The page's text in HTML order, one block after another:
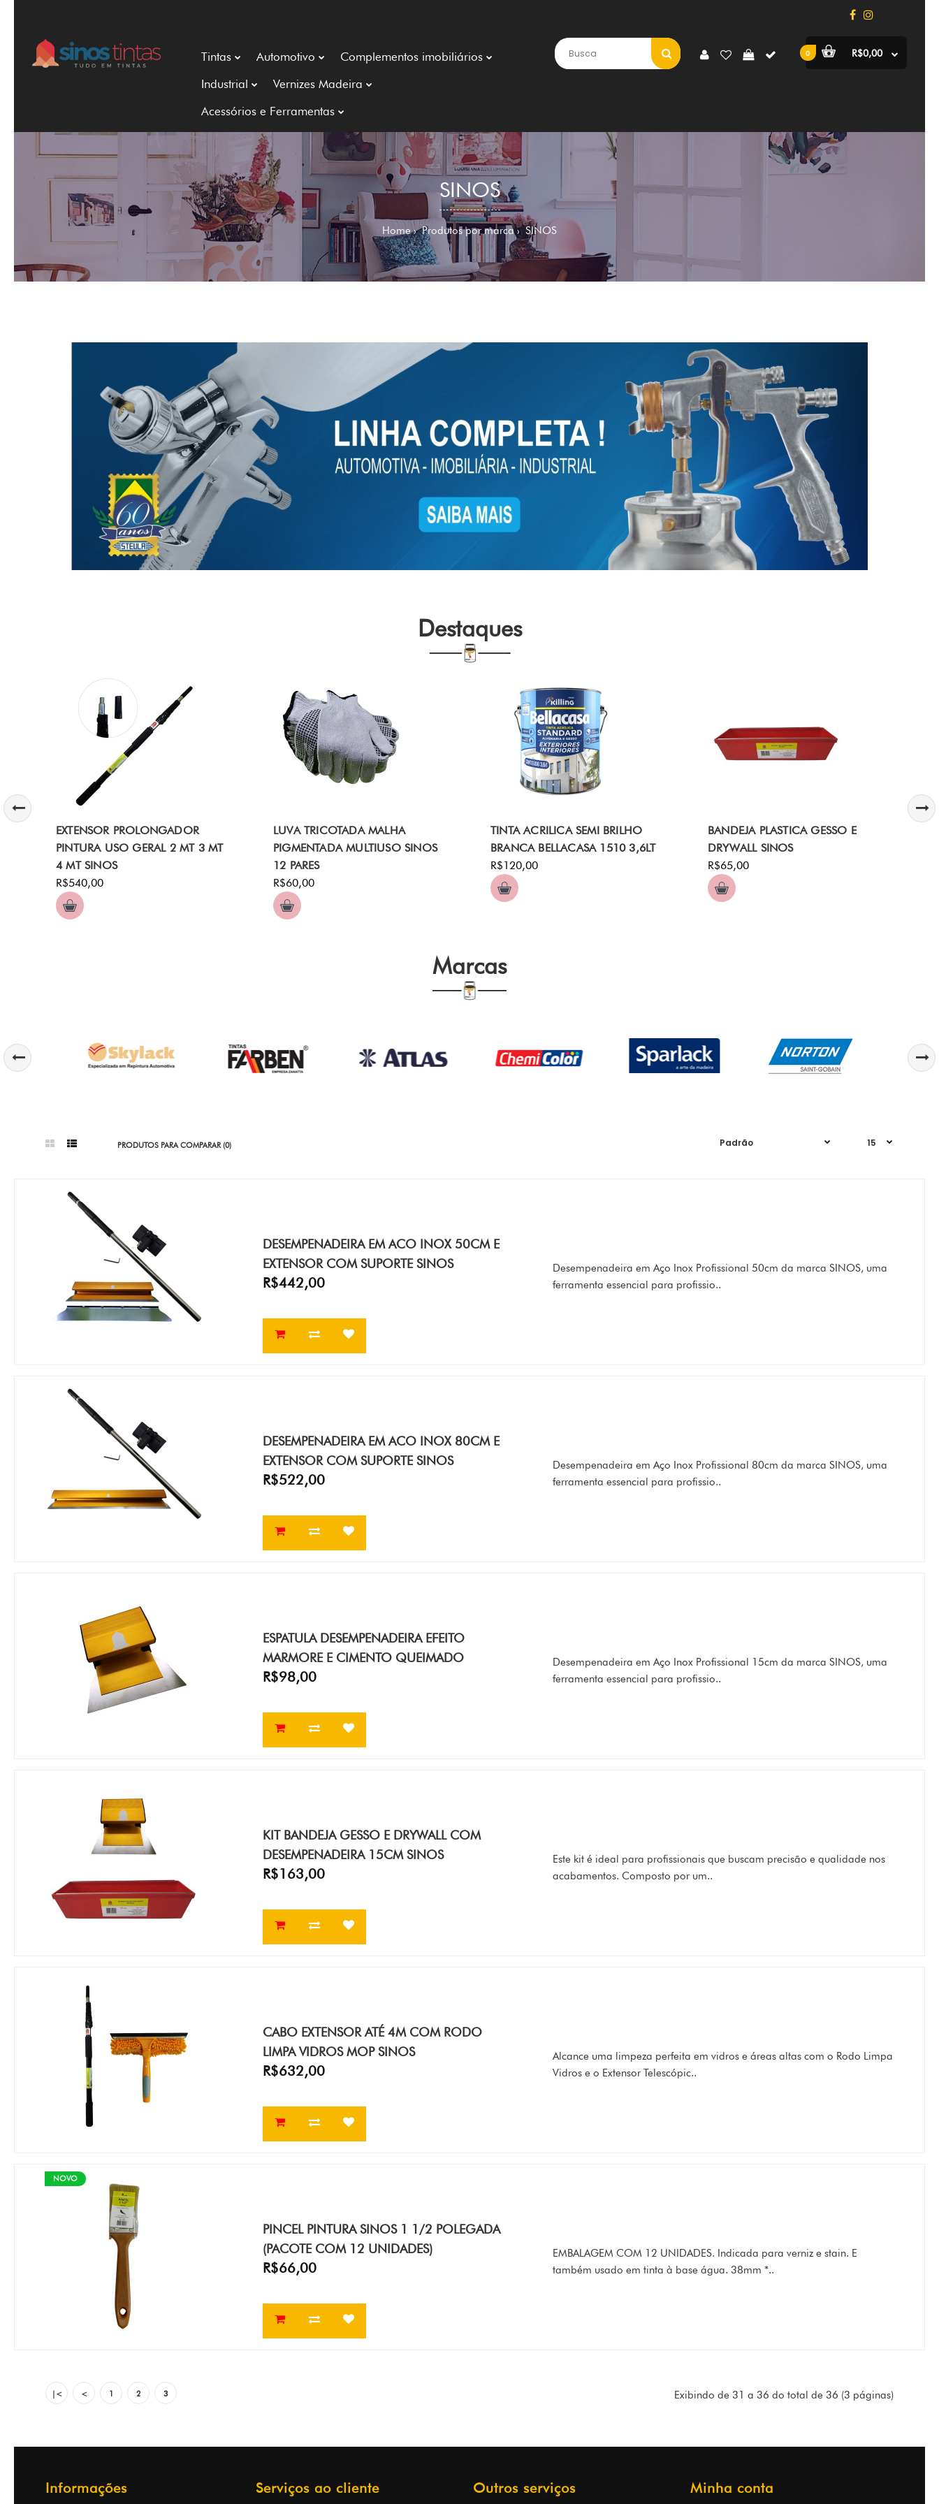
Tintas Automotivo
Complementos imobiliários
Industrial
Vernizes Madeira
Acessórios e Ferramentas
0 R$0,00
SINOS
Home Produtos por marca SINOS
Destaques
EXTENSOR PROLONGADOR
PINTURA USO GERAL 2 MT 3 MT
4 MT SINOS
R$540,00
LUVA TRICOTADA MALHA
PIGMENTADA MULTIUSO SINOS
12 PARES
R$60,00
TINTA ACRILICA SEMI BRILHO
BRANCA BELLACASA 1510 3,6LT
R$120,00
BANDEJA PLASTICA GESSO E
DRYWALL SINOS
R$65,00
Marcas
PRODUTOS PARA COMPARAR (0)
DESEMPENADEIRA EM ACO INOX 50CM E
EXTENSOR COM SUPORTE SINOS
R$442,00
Desempenadeira em Aço Inox Profissional 50cm da marca SINOS, uma
ferramenta essencial para profissio..
DESEMPENADEIRA EM ACO INOX 80CM E
EXTENSOR COM SUPORTE SINOS
R$522,00
Desempenadeira em Aço Inox Profissional 80cm da marca SINOS, uma
ferramenta essencial para profissio..
ESPATULA DESEMPENADEIRA EFEITO
MARMORE E CIMENTO QUEIMADO
R$98,00
Desempenadeira em Aço Inox Profissional 15cm da marca SINOS, uma
ferramenta essencial para profissio..
KIT BANDEJA GESSO E DRYWALL COM
DESEMPENADEIRA 15CM SINOS
R$163,00
Este kit é ideal para profissionais que buscam precisão e qualidade nos
acabamentos. Composto por um..
CABO EXTENSOR ATÉ 4M COM RODO
LIMPA VIDROS MOP SINOS
R$632,00
Alcance uma limpeza perfeita em vidros e áreas altas com o Rodo Limpa
Vidros e o Extensor Telescópic..
NOVO
PINCEL PINTURA SINOS 1 1/2 POLEGADA
(PACOTE COM 12 UNIDADES)
R$66,00
EMBALAGEM COM 12 UNIDADES. Indicada para verniz e stain. E
também usado em tinta à base água. 38mm *..
|< < 1 2 3 Exibindo de 31 a 36 do total de 36 (3 páginas)
Informações Serviços ao cliente Outros serviços Minha conta